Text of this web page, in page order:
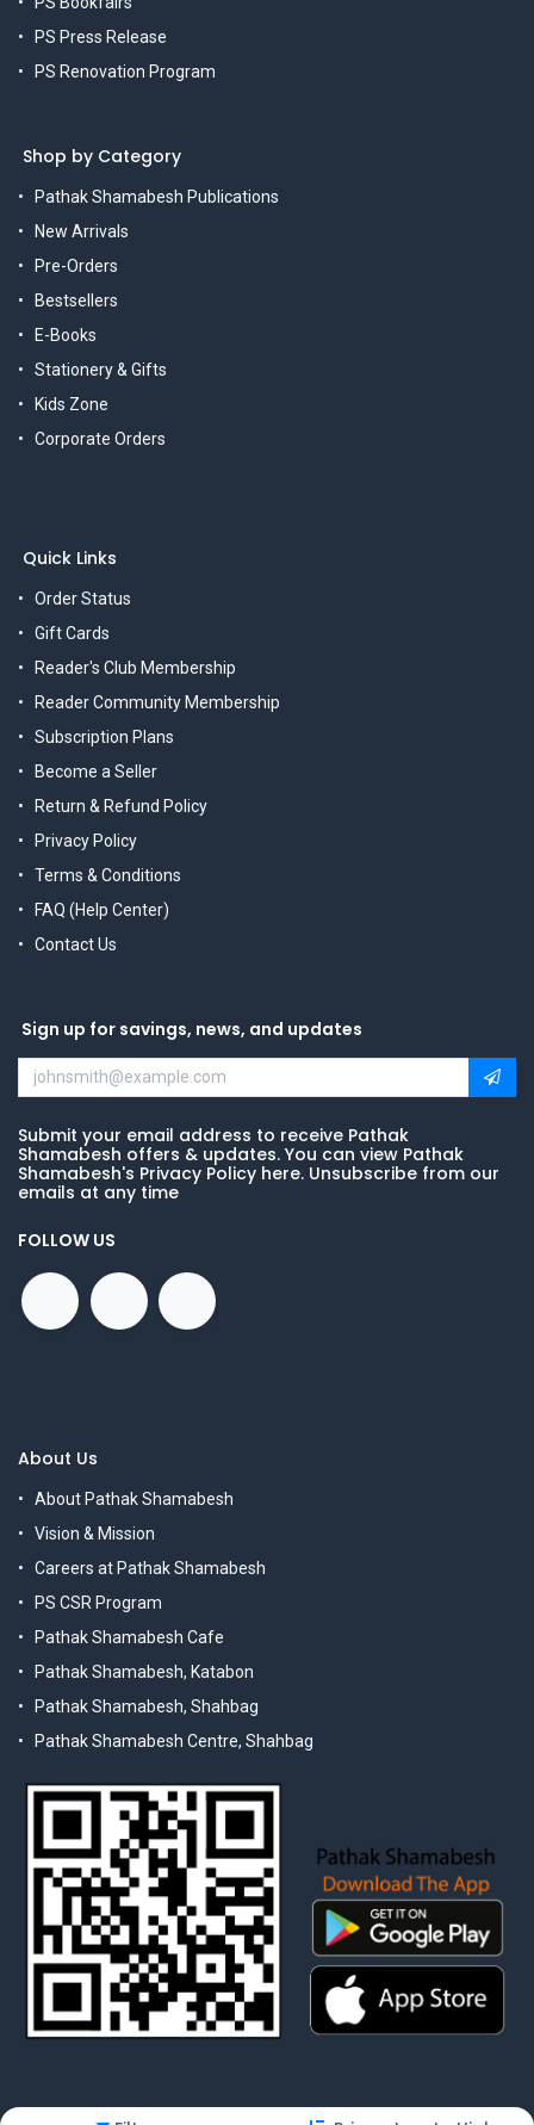
PS Press Release
PS Renovation Program
Shop by Category
Pathak Shamabesh Publications
New Arrivals
Pre-Orders
Bestsellers
E-Books
Stationery & Gifts
Kids Zone
Corporate Orders
Quick Links
Order Status
Gift Cards
Reader's Club Membership
Reader Community Membership
Subscription Plans
Become a Seller
Return & Refund Policy
Privacy Policy
Terms & Conditions
FAQ (Help Center)
Contact Us
Sign up for savings, news, and updates
Submit your email address to receive Pathak
Shamabesh offers & updates. You can view Pathak
Shamabesh's Privacy Policy here. Unsubscribe from our
emails at any time
FOLLOW US
About Us
About Pathak Shamabesh
Vision & Mission
Careers at Pathak Shamabesh
PS CSR Program
Pathak Shamabesh Cafe
Pathak Shamabesh, Katabon
Pathak Shamabesh, Shahbag
Pathak Shamabesh Centre, Shahbag